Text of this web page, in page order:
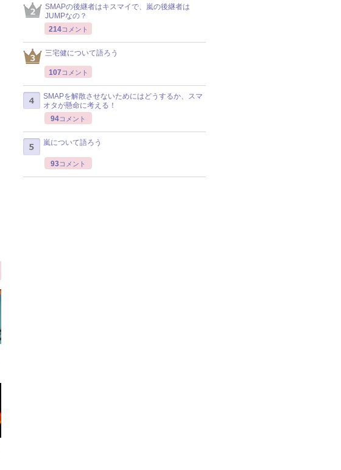
SMAPの後継者はキスマイで、嵐の後継者は
JUMPなの？
214コメント
三宅健について語ろう
107 コメント
SMAPを解散させないためにはどうするか、スマ
オタが懸命に考える！
94コメント
嵐について語ろう
93コメント